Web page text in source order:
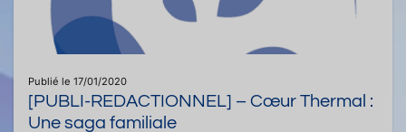
Publié le 17/01/2020
[PUBLI-REDACTIONNEL] – Cœur Thermal :
Une saga familiale